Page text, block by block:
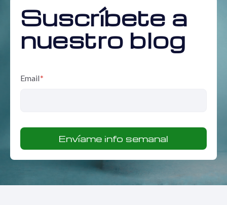
Suscríbete a
nuestro blog
Email*